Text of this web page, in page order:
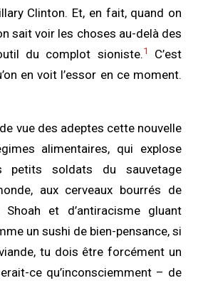
Clinton. Et, en fait, quand on
sait voir les choses au-delà des
du complot sioniste.1
C’est
en voit l’essor en ce moment.
vue des adeptes cette nouvelle
alimentaires, qui explose
petits soldats du sauvetage
aux cerveaux bourrés de
Shoah et d’antiracisme gluant
un sushi de bien-pensance, si
tu dois être forcément un
ce qu’inconsciemment – de